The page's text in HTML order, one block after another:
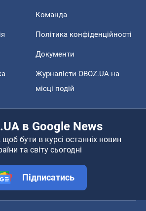
Команда
Політика конфіденційності
Документи
Журналісти OBOZ.UA на
місці подій
в Google News
щоб бути в курсі останніх новин
та світу сьогодні
Підписатись